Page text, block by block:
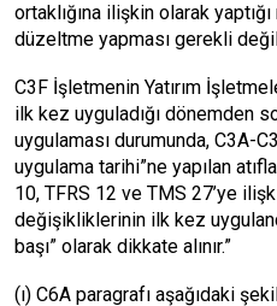
ortaklığına ilişkin olarak
düzeltme yapması gerekli
C3F İşletmenin Yatırım
ilk kez uyguladığı dönemden
uygulaması durumunda, C3A-
uygulama tarihi”ne yapılan
10, TFRS 12 ve TMS 27’ye
değişikliklerinin ilk kez
başı” olarak dikkate alınır.”
(ı) C6A paragrafı aşağıdaki